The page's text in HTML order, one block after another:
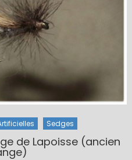
Sedges
de Lapoisse (ancien